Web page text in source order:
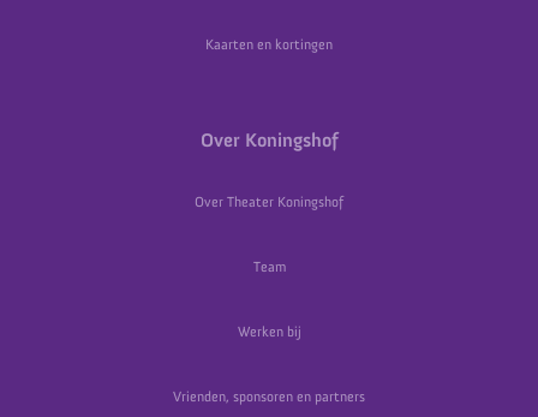
Kaarten en kortingen
Over Koningshof
Over Theater Koningshof
Team
Werken bij
Vrienden, sponsoren en partners